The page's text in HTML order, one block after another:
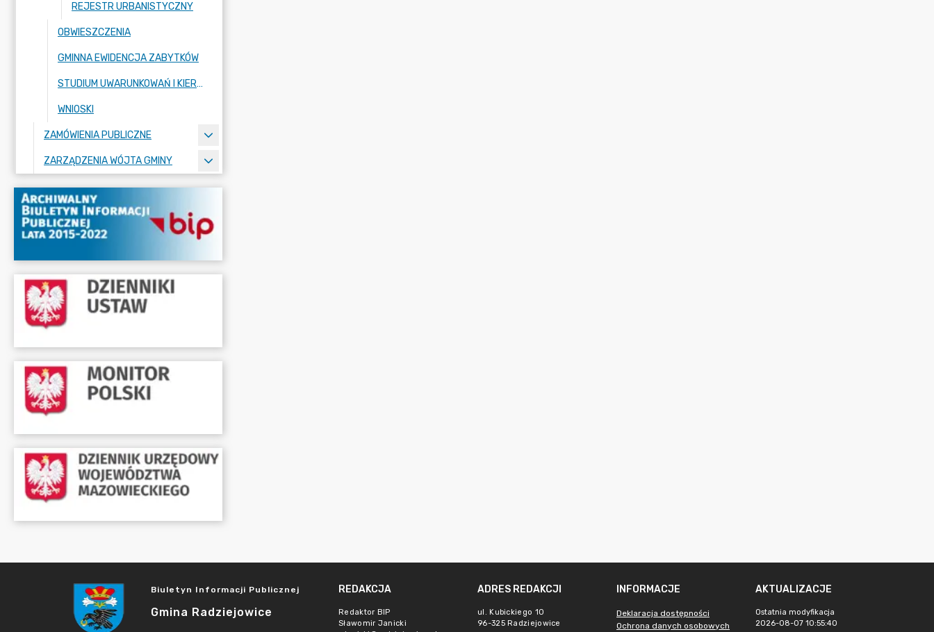
REJESTR URBANISTYCZNY
OBWIESZCZENIA
GMINNA EWIDENCJA ZABYTKÓW
STUDIUM UWARUNKOWAŃ I KIERUNKÓW ZAGOSPODAROWANIA PRZESTRZENNEGO
WNIOSKI
ZAMÓWIENIA PUBLICZNE
ZARZĄDZENIA WÓJTA GMINY
Biuletyn Informacji Publicznej
Gmina Radziejowice
REDAKCJA
Redaktor BIP
Sławomir Janicki
ADRES REDAKCJI
ul. Kubickiego 10
96-325 Radziejowice
INFORMACJE
Deklaracja dostępności
Ochrona danych osobowych
AKTUALIZACJE
Ostatnia modyfikacja
2026-08-07 10:55:40